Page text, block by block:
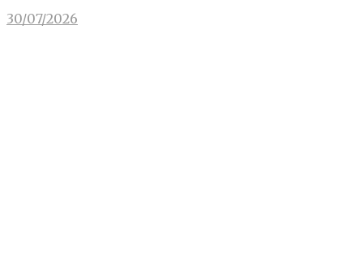
30/07/2026